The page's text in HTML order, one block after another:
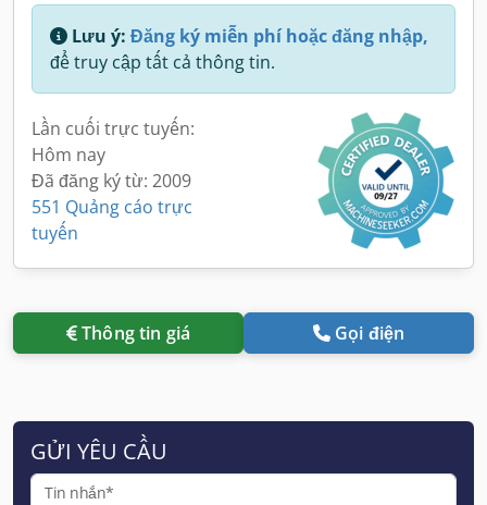
Lưu ý: Đăng ký miễn phí hoặc đăng nhập,
để truy cập tất cả thông tin.
Lần cuối trực tuyến:
Hôm nay
Đã đăng ký từ: 2009
551 Quảng cáo trực
tuyến
Thông tin giá Gọi điện
GỬI YÊU CẦU
Tin nhắn*